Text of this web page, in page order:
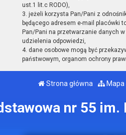
ust.1 lit.c RODO),
3. jeżeli korzysta Pan/Pani z
będącego adresem e-mail placówki
Pan/Pani na przetwarzanie danych
udzielenia odpowiedzi,
4. dane osobowe mogą być
państwowym, organom ochrony
Strona główna
nr 55